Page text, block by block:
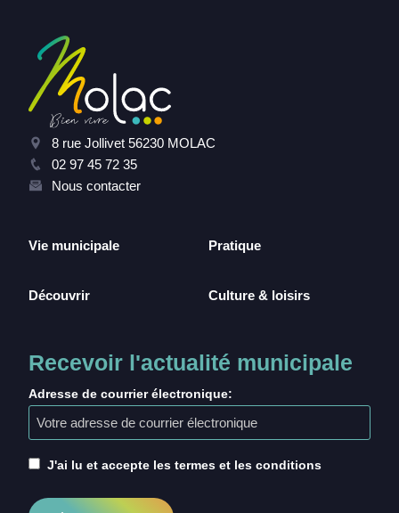
8 rue Jollivet 56230 MOLAC
02 97 45 72 35
Nous contacter
Vie municipale
Découvrir
Pratique
Culture & loisirs
Recevoir l'actualité municipale
Adresse de courrier électronique:
J'ai lu et accepte les termes et les conditions